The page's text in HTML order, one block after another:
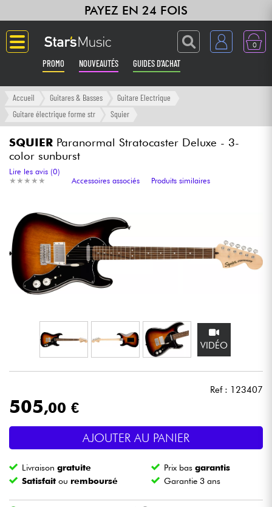
PAYEZ EN 24 FOIS
0
PROMO NOUVEAUTÉS GUIDES D'ACHAT
Langue
Amplis & Effets
Synthés & Sampleurs
Home Studio
Casques
DJ
Eclairage
Batteries & Percu
Vents
Accueil Guitares & Basses
Guitare Electrique
Guitare électrique forme str
Squier
SQUIER Paranormal Stratocaster Deluxe - 3-
color sunburst
★ ★ ★ ★ ★
★ ★ ★ ★ ★
Lire les avis (0)
Accessoires associés
Produits similaires
VIDÉO
Ref : 123407
505,00 €
AJOUTER AU PANIER
Livraisongratuite Prix basgarantis
Satisfait ou remboursé Garantie 3 ans